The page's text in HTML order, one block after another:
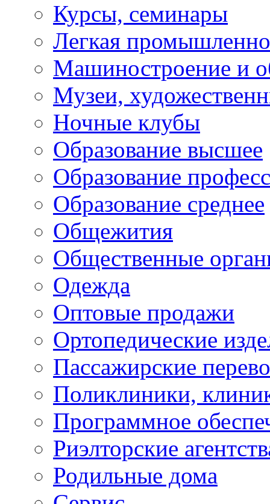
Курсы, семинары
Легкая
Машиностроение и
Музеи,
Ночные клубы
Образование высшее
Образование
Образование среднее
Общежития
Общественные
Одежда
Оптовые продажи
Ортопедические
Пассажирские
Поликлиники,
Программное
Риэлторские
Родильные дома